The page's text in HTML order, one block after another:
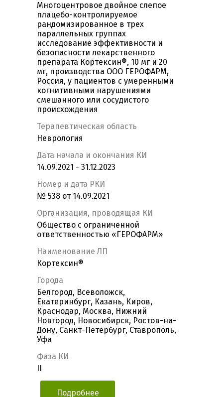
Многоцентровое двойное слепое
плацебо-контролируемое
рандомизированное в трех
параллельных группах
исследование эффективности и
безопасности лекарственного
препарата Кортексин®, 10 мг и 20
мг, производства ООО ГЕРОФАРМ,
Россия, у пациентов с умеренными
когнитивными нарушениями
смешанного или сосудистого
происхождения
Терапевтическая область
Неврология
Дата начала и окончания КИ
14.09.2021 - 31.12.2023
Номер и дата РКИ
№ 538 от 14.09.2021
Организация, проводящая КИ
Общество с ограниченной
ответственностью «ГЕРОФАРМ»
Наименование ЛП
Кортексин®
Города
Белгород, Всеволожск,
Екатеринбург, Казань, Киров,
Краснодар, Москва, Нижний
Новгород, Новосибирск, Ростов-на-
Дону, Санкт-Петербург, Ставрополь,
Уфа
Фаза КИ
Подробнее